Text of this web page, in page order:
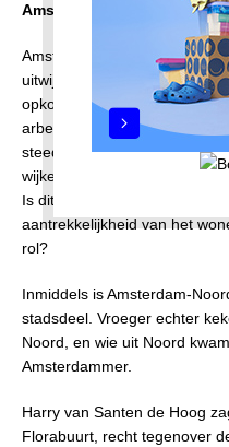
Amsterdam-Noord
— Door
Amsterdam-Noord, ontstaan
uitwijkmogelijkheid voor de
opkomst van tuindorpen die
arbeidersgezinnen.
steeds meer mensen uit naar
wijken ontstaan waar yuppen
Is dit vanwege de nabijheid
aantrekkelijkheid van het
rol?
Inmiddels is Amsterdam-
stadsdeel. Vroeger echter
Noord, en wie uit Noord
Amsterdammer.
Harry van Santen de Hoog
Florabuurt, recht tegenover